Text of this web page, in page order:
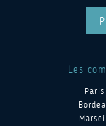
Les
Paris